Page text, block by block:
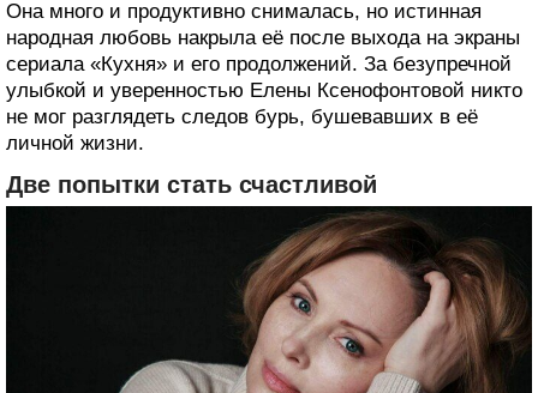
Она много и продуктивно снималась, но истинная
народная любовь накрыла её после выхода на экраны
сериала «Кухня» и его продолжений. За безупречной
улыбкой и уверенностью Елены Ксенофонтовой никто
не мог разглядеть следов бурь, бушевавших в её
личной жизни.
Две попытки стать счастливой